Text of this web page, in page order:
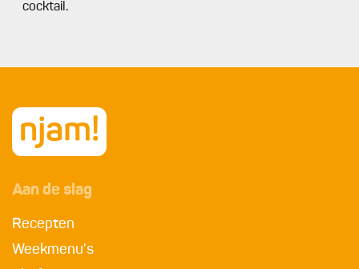
cocktail.
Aan de slag
Recepten
Weekmenu's